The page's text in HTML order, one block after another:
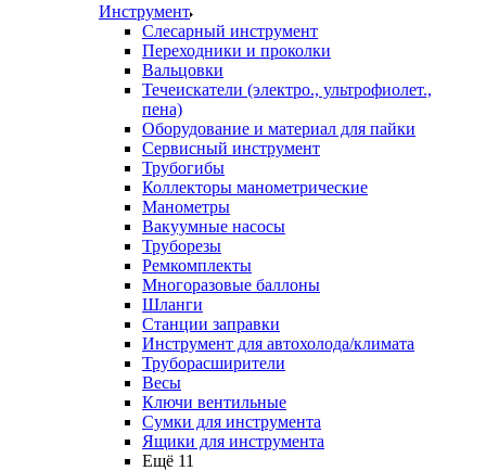
Инструмент
Слесарный инструмент
Переходники и проколки
Вальцовки
Течеискатели (электро., ультрофиолет.,
пена)
Оборудование и материал для пайки
Сервисный инструмент
Трубогибы
Коллекторы манометрические
Манометры
Вакуумные насосы
Труборезы
Ремкомплекты
Многоразовые баллоны
Шланги
Станции заправки
Инструмент для автохолода/климата
Труборасширители
Весы
Ключи вентильные
Сумки для инструмента
Ящики для инструмента
Ещё 11